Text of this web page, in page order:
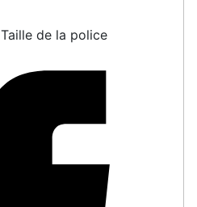
Taille de la police